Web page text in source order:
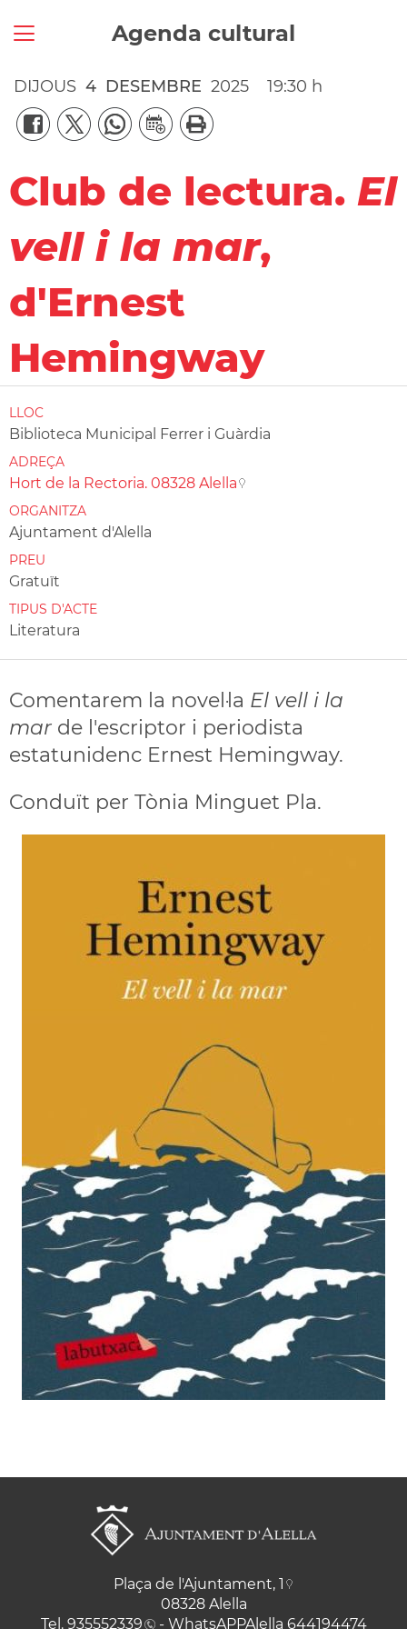
Agenda cultural
DIJOUS 4 DESEMBRE 2025 19:30 h
Club de lectura. El
vell i la mar,
d'Ernest
Hemingway
LLOC
Biblioteca Municipal Ferrer i Guàrdia
ADREÇA
Hort de la Rectoria. 08328 Alella
ORGANITZA
Ajuntament d'Alella
PREU
Gratuït
TIPUS D'ACTE
Literatura
Comentarem la novel·la El vell i la
mar de l'escriptor i periodista
estatunidenc Ernest Hemingway.
Conduït per Tònia Minguet Pla.
Plaça de l'Ajuntament, 1
08328 Alella
Tel. 935552339 - WhatsAPPAlella 644194474